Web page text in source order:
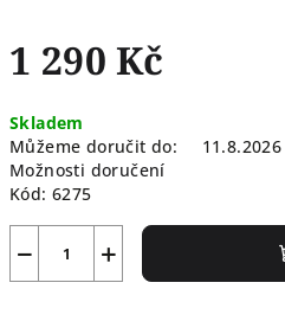
1 290 Kč
cena:
Skladem
Můžeme doručit do:
11.8.2026
Možnosti doručení
Kód: 6275
+
−